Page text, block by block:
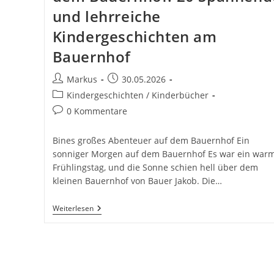
und lehrreiche
Kindergeschichten am
Bauernhof
Beitrags-
Autor:
Markus
Beitrag
veröffentlicht:
30.05.2026
Beitrags-
Kategorie:
Kindergeschichten / Kinderbücher
Beitrags-
0 Kommentare
Bines großes Abenteuer auf dem Bauernhof Ein
sonniger Morgen auf dem Bauernhof Es war ein
Frühlingstag, und die Sonne schien hell über dem
kleinen Bauernhof von Bauer Jakob. Die…
WeiterlesenBines
Großes